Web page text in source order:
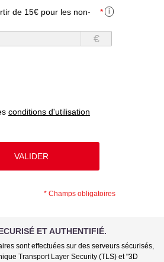
de 15€ pour les non-
* i
€
conditions d'utilisation
* Champs obligatoires
ET AUTHENTIFIÉ.
sont effectuées sur des serveurs sécurisés,
Transport Layer Security (TLS) et "3D